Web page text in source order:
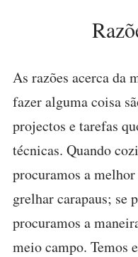
As razões acerca da
fazer alguma coisa
projectos e tarefas
técnicas. Quando
procuramos a
grelhar carapaus; se
procuramos a
meio campo. Temos